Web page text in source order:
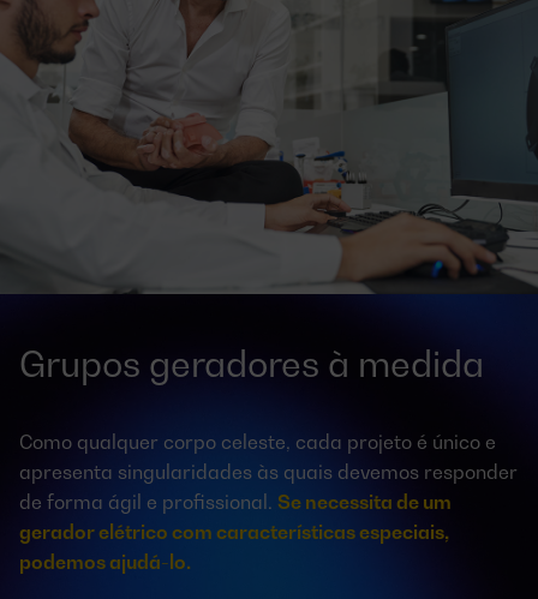
Grupos geradores à medida
Como qualquer corpo celeste, cada projeto é único e
apresenta singularidades às quais devemos responder
de forma ágil e profissional. Se necessita de um
gerador elétrico com características especiais,
podemos ajudá-lo.